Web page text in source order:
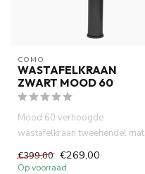
COMO
WASTAFELKRAAN
ZWART MOOD 60
Mood 60 verhoogde
wastafelkraan tweehendel mat
handvatten. ...
€399,00 €269,00
Op voorraad